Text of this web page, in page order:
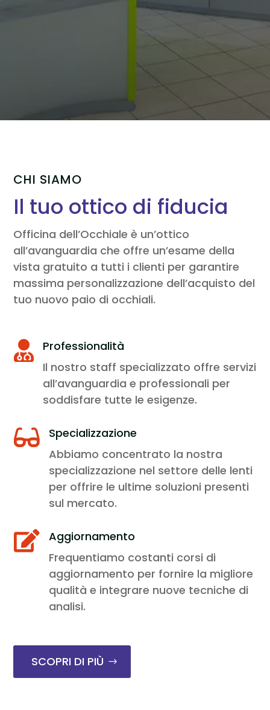
CHI SIAMO
Il tuo ottico di fiducia
Officina dell’Occhiale è un’ottico
all’avanguardia che offre un’esame della
vista gratuito a tutti i clienti per garantire
massima personalizzazione dell’acquisto del
tuo nuovo paio di occhiali.

Professionalità
Il nostro staff specializzato offre servizi
all’avanguardia e professionali per
soddisfare tutte le esigenze.

Specializzazione
Abbiamo concentrato la nostra
specializzazione nel settore delle lenti
per offrire le ultime soluzioni presenti
sul mercato.

Aggiornamento
Frequentiamo costanti corsi di
aggiornamento per fornire la migliore
qualità e integrare nuove tecniche di
analisi.
SCOPRI DI PIÙ